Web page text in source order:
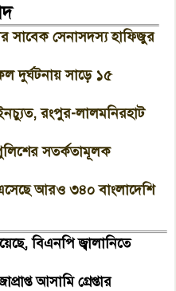
সাবেক সেনাসদস্য হাফিজুর
দুর্ঘটনায় সাড়ে ১৫
রংপুর-লালমনিরহাট
পুলিশের সতর্কতামূলক
আরও ৩৪০ বাংলাদেশি
বিএনপি জ্বালানিতে
আসামি গ্রেপ্তার